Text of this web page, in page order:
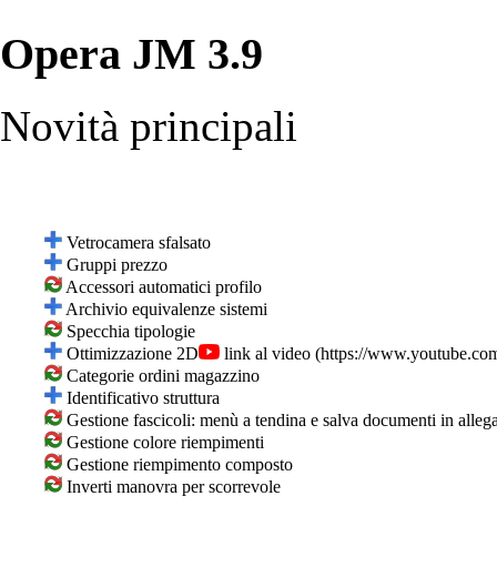
Opera JM 3.9
Novità principali
Vetrocamera sfalsato
Gruppi prezzo
Accessori automatici profilo
Archivio equivalenze sistemi
Specchia tipologie
Ottimizzazione 2D
link al video
Categorie ordini magazzino
Identificativo struttura
Gestione fascicoli: menù a tendina e salva documenti in
Gestione colore riempimenti
Gestione riempimento composto
Inverti manovra per scorrevole